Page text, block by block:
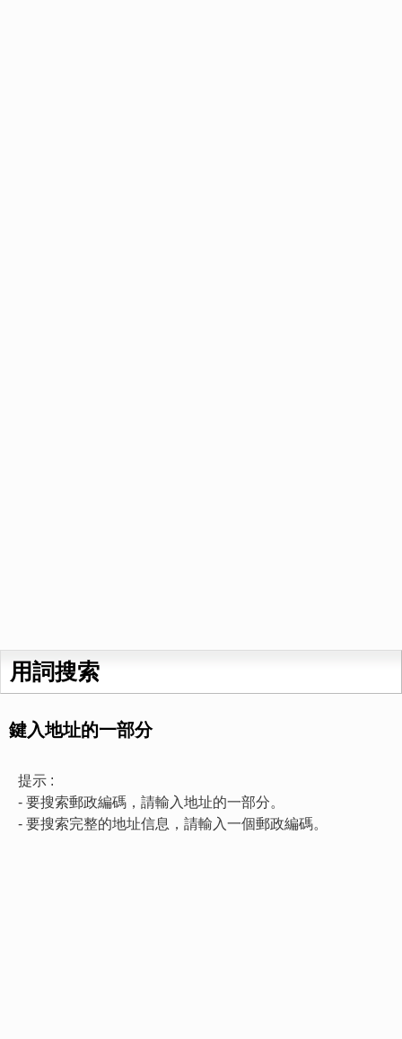
用詞搜索
鍵入地址的一部分
提示 :
- 要搜索郵政編碼，請輸入地址的一部分。
- 要搜索完整的地址信息，請輸入一個郵政編碼。